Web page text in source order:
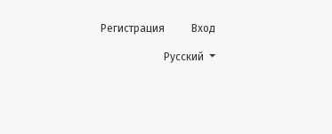
ДЕНДРИТНЫМИ КЛЕТКАМИ С
Регистрация Вход
Change the language. The
Русский